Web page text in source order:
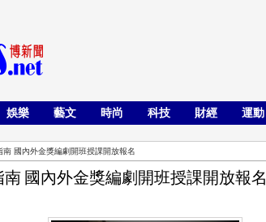
娛樂 藝文 時尚 科技 財經 運動
南 國內外金獎編劇開班授課開放報名
國內外金獎編劇開班授課開放報名